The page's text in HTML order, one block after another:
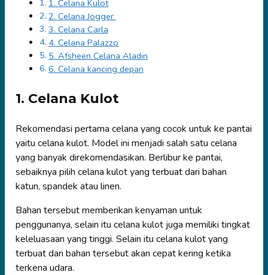
1. Celana Kulot
2. Celana Jogger
3. Celana Carla
4. Celana Palazzo
5. Afsheen Celana Aladin
6. Celana kancing depan
1. Celana Kulot
Rekomendasi pertama celana yang cocok untuk ke pantai
yaitu celana kulot. Model ini menjadi salah satu celana
yang banyak direkomendasikan. Berlibur ke pantai,
sebaiknya pilih celana kulot yang terbuat dari bahan
katun, spandek atau linen.
Bahan tersebut memberikan kenyaman untuk
penggunanya, selain itu celana kulot juga memiliki tingkat
keleluasaan yang tinggi. Selain itu celana kulot yang
terbuat dari bahan tersebut akan cepat kering ketika
terkena udara.